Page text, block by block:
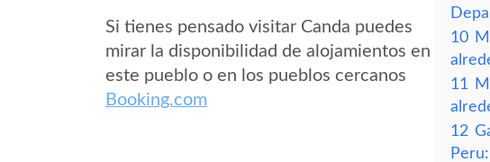
Si tienes pensado visitar Canda puedes
mirar la disponibilidad de alojamientos en
este pueblo o en los pueblos cercanos
Booking.com
10
11
12
Peru: